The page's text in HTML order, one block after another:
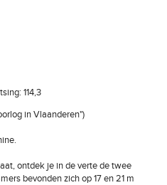
114,3
in Vlaanderen")
ontdek je in de verte de twee
bevonden zich op 17 en 21 m